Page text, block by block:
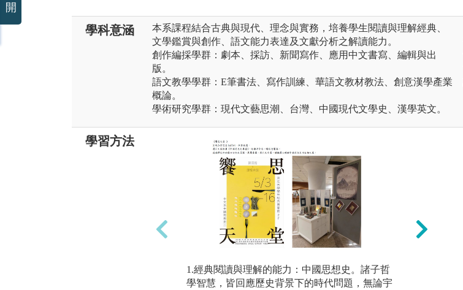
學科意涵
本系課程結合古典與現代、理念與實務，培養學生閱讀與理解經典、
文學鑑賞與創作、語文能力表達及文獻分析之解讀能力。
創作編採學群：劇本、採訪、新聞寫作、應用中文書寫、編輯與出
版。
語文教學學群：E筆書法、寫作訓練、華語文教材教法、創意漢學產業
概論。
學術研究學群：現代文藝思潮、台灣、中國現代文學史、漢學英文。
學習方法
1.經典閱讀與理解的能力：中國思想史。諸子哲
學智慧，皆回應歷史背景下的時代問題，無論宇
開